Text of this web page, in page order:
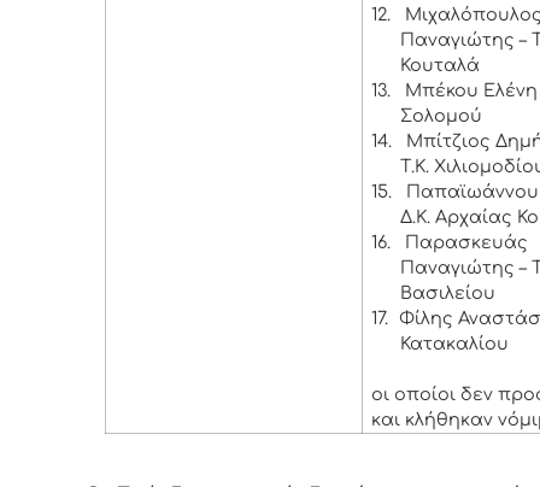
12.
Παναγιώτης –
Κουταλά
13.
Μπέκου Ελένη
Σολομού
14.
Μπίτζιος
Τ.Κ.
15.
Δ.Κ. Αρχαίας
16.
Παρασκευάς
Παναγιώτης –
Βασιλείου
17. Φίλης
Κατακαλίου
οι οποίοι δεν
και κλήθηκαν